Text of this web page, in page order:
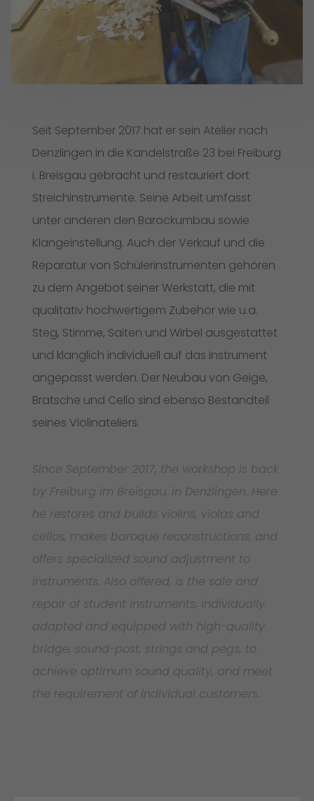
Seit September 2017 hat er sein Atelier nach
Denzlingen in die Kandelstraße 23 bei Freiburg
i. Breisgau gebracht und restauriert dort
Streichinstrumente. Seine Arbeit umfasst
unter anderen den Barockumbau sowie
Klangeinstellung. Auch der Verkauf und die
Reparatur von Schülerinstrumenten gehören
zu dem Angebot seiner Werkstatt, die mit
qualitativ hochwertigem Zubehör wie u.a.
Steg, Stimme, Saiten und Wirbel ausgestattet
und klanglich individuell auf das Instrument
angepasst werden. Der Neubau von Geige,
Bratsche und Cello sind ebenso Bestandteil
seines Violinateliers.
Since September 2017, the workshop is back
by Freiburg im Breisgau, in Denzlingen. Here
he restores and builds violins, violas and
cellos, makes baroque reconstructions, and
offers specialized sound adjustment to
instruments. Also offered, is the sale and
repair of student instruments, individually
adapted and equipped with high-quality
bridge, sound-post, strings and pegs, to
achieve optimum sound quality, and meet
the requirement of individual customers.